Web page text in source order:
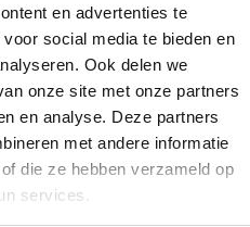
en advertenties te
social media te bieden en
Ook delen we
onze site met onze partners
en analyse. Deze partners
met andere informatie
die ze hebben verzameld op
services.